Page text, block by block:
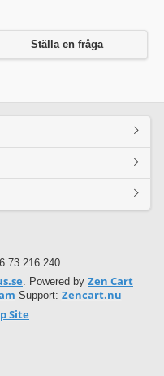
Ställa en fråga
. Powered by Zen Cart
Support: Zencart.nu
Site